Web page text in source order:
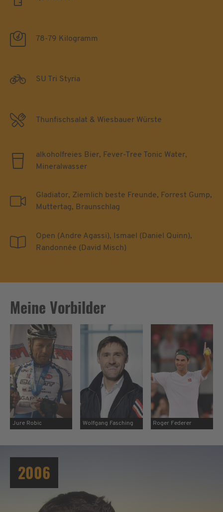
78-79 Kilogramm
SU Tri Styria
Thunfischsalat & Wiesbauer Würste
alkoholfreies Bier, Fever-Tree Tonic Water,
Mineralwasser
Gladiator, Ziemlich beste Freunde, Forrest Gump,
Muttertag, Braunschlag
Open (Andre Agassi), Ismael (Daniel Quinn),
Randonnée (David Misch)
Meine Vorbilder
Jure Robic Wolfgang Fasching Roger Federer
2006